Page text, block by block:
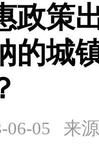
政策
的城
06-05 来